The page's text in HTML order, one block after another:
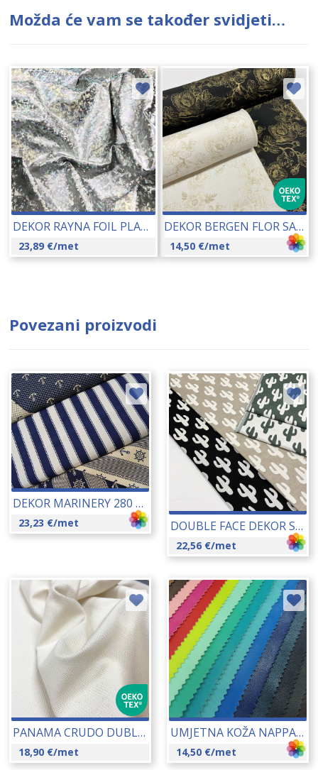
Možda će vam se također svidjeti…
DEKOR RAYNA FOIL PLATA 140 CM 19196
23,89 €/met
DEKOR BERGEN FLOR SA METALIZIRANIM NITIMA 140 CM 22034
14,50 €/met
Povezani proizvodi
DEKOR MARINERY 280 CM 01567
23,23 €/met DOUBLE FACE DEKOR SPICY BIG 280 CM 17074
22,56 €/met
PANAMA CRUDO DUBLIN 280 CM 15003
18,90 €/met
UMJETNA KOŽA NAPPA (SKAJ) 140 CM (0166) 17053
14,50 €/met